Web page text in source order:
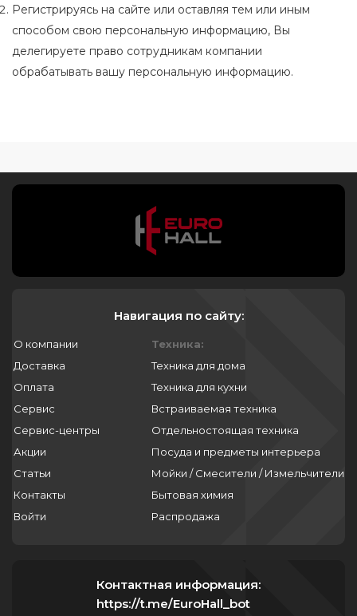
Регистрируясь на сайте или оставляя тем или иным
способом свою персональную информацию, Вы
делегируете право сотрудникам компании
обрабатывать вашу персональную информацию.
Навигация по сайту:
О компании
Доставка
Оплата
Сервис
Сервис-центры
Акции
Статьи
Контакты
Войти
Техника:
Техника для дома
Техника для кухни
Встраиваемая техника
Отдельностоящая техника
Посуда и предметы интерьера
Мойки / Смесители / Измельчители
Бытовая химия
Распродажа
Контактная информация:
https://t.me/EuroHall_bot